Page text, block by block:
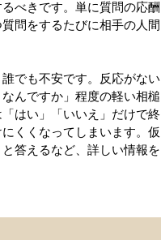
べきです。単に質問の応酬
問をするたびに相手の人間
でも不安です。反応がない
んですか」程度の軽い相槌
はい」「いいえ」だけで終
くくなってしまいます。仮
答えるなど、詳しい情報を